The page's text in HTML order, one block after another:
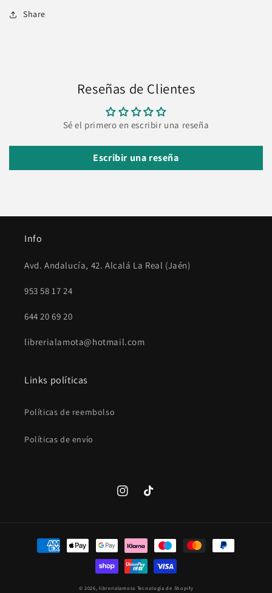
Share
Reseñas de Clientes
Sé el primero en escribir una reseña
Escribir una reseña
Info
Avd. Andalucía, 42. Alcalá La Real (Jaén)
953 58 17 24
644 20 69 20
librerialamota@hotmail.com
Links políticas
Políticas de reembolso
Políticas de envío
InstagramTikTok
Formas
© 2026,librerialamota Tecnología de Shopify